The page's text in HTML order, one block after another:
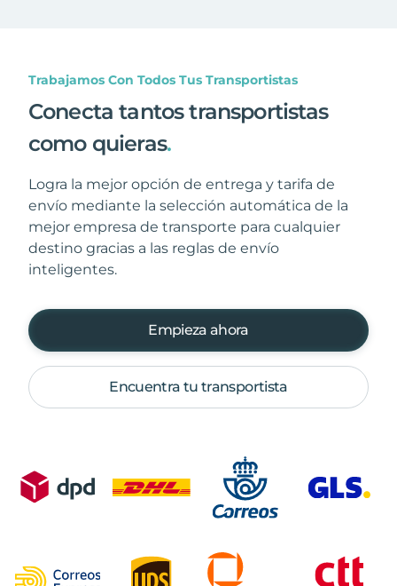
Trabajamos Con Todos Tus Transportistas
Conecta tantos transportistas
como quieras.
Logra la mejor opción de entrega y tarifa de
envío mediante la selección automática de la
mejor empresa de transporte para cualquier
destino gracias a las reglas de envío
inteligentes.
Empieza ahora
Encuentra tu transportista